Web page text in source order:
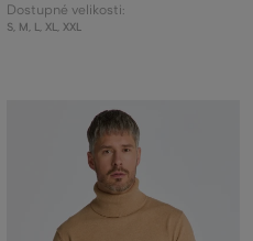
Dostupné velikosti:
S, M L XL XXL